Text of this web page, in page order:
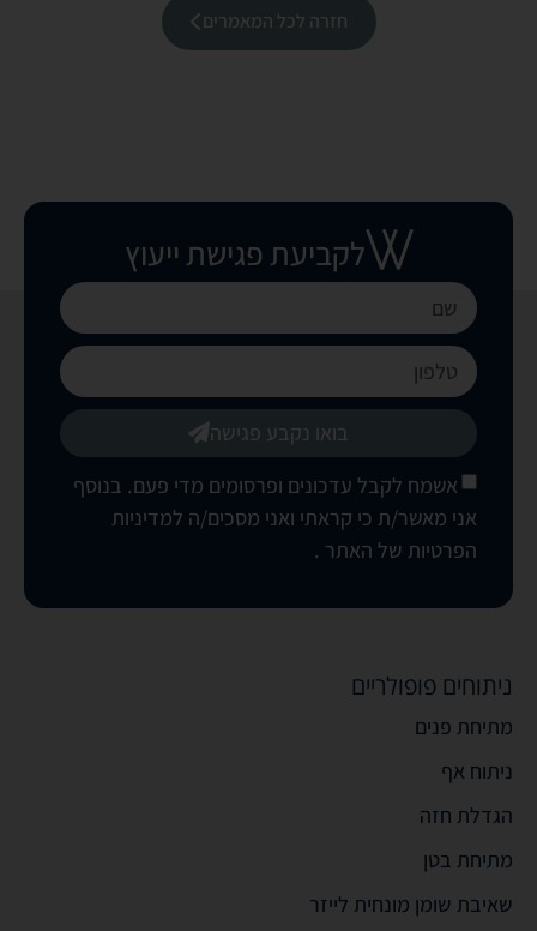
חזרה לכל המאמרים
לקביעת פגישת ייעוץ
אשמח לקבל עדכונים ופרסומים מדי פעם. בנוסף
אני מאשר/ת כי קראתי ואני מסכים/ה למדיניות
הפרטיות של האתר .
בואו נקבע פגישה
ניתוחים פופולריים
מתיחת פנים
ניתוח אף
הגדלת חזה
מתיחת בטן
שאיבת שומן מונחית לייזר